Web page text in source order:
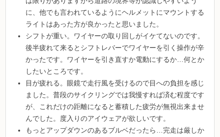
に、他でも言われているようにヘルメットにマウントする
ライトはあった方が良かったと思いました。
シフトが重い。ワイヤーの取り回しがイケてないのです。
後半疲れて来るとシフトレバーでワイヤーを引く操作が辛
かったです。ワイヤーを引き直すか電動にするか…何とか
したいところです。
目が疲れる。眼鏡で走行風を受けるので目への負担を感じ
ました。普段のサイクリングでは我慢すれば済む程度です
が、これだけの距離になると蓄積した疲労が無視出来ませ
んでした。度入りのアイウェアが欲しいです。
もっとアップダウンのあるブルベだったら…完走は厳しか